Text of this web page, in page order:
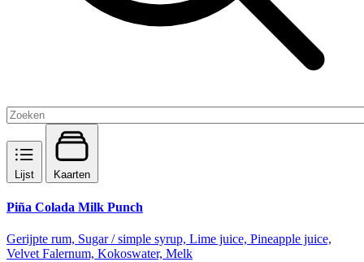
Lijst Kaarten
Piña Colada Milk Punch
Gerijpte rum, Sugar / simple syrup, Lime juice, Pineapple juice,
Velvet Falernum, Kokoswater, Melk